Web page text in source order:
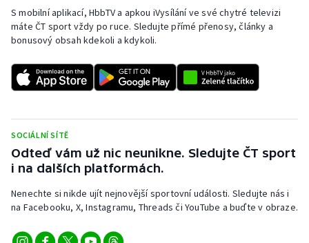
Sportovní střelba
Triatlon
Vodní slalom
Volejbal
S mobilní aplikací, HbbTV a apkou iVysílání ve své chytré televizi
máte ČT sport vždy po ruce. Sledujte přímé přenosy, články a
bonusový obsah kdekoli a kdykoli.
SOCIÁLNÍ SÍTĚ
Odteď vám už nic neunikne. Sledujte ČT sport
i na dalších platformách.
Nenechte si nikde ujít nejnovější sportovní události. Sledujte nás i
na Facebooku, X, Instagramu, Threads či YouTube a buďte v obraze.